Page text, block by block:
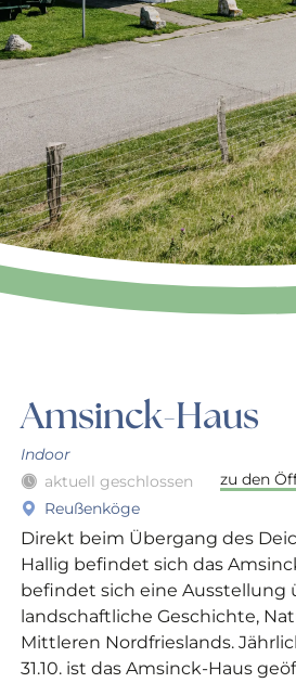
Amsinck-Haus
Indoor
aktuell geschlossen
zu den
Reußenköge
Direkt beim Übergang des
Hallig befindet sich das
befindet sich eine Ausstellung
landschaftliche Geschichte,
Mittleren Nordfrieslands.
31.10. ist das Amsinck-Haus